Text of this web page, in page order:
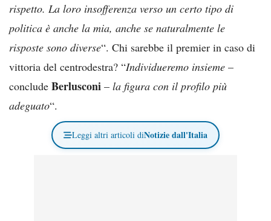
rispetto. La loro insofferenza verso un certo tipo di
politica è anche la mia, anche se naturalmente le
risposte sono diverse“. Chi sarebbe il premier in caso di
vittoria del centrodestra? “Individueremo insieme –
conclude Berlusconi – la figura con il profilo più
adeguato“.
Leggi altri articoli diNotizie dall'Italia